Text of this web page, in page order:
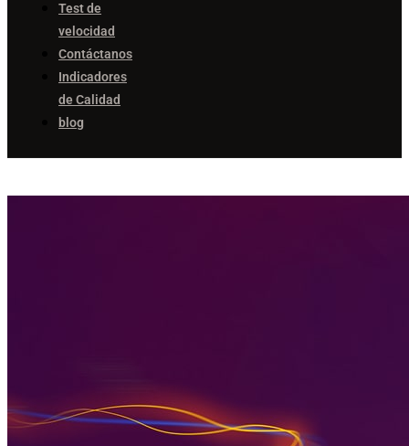
Test de
velocidad
Contáctanos
Indicadores
de Calidad
blog